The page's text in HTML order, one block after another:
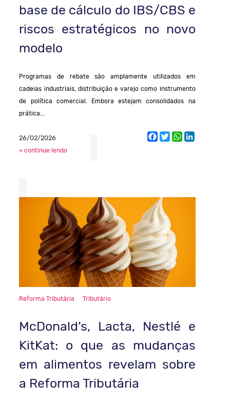
base de cálculo do IBS/CBS e
riscos estratégicos no novo
modelo
Programas de rebate são amplamente utilizados em
cadeias industriais, distribuição e varejo como instrumento
de política comercial. Embora estejam consolidados na
prática...
26/02/2026
+ continue lendo
Facebook
TwitterWhatsApp
LinkedIn
Reforma Tributária Tributário
McDonald’s, Lacta, Nestlé e
KitKat: o que as mudanças
em alimentos revelam sobre
a Reforma Tributária